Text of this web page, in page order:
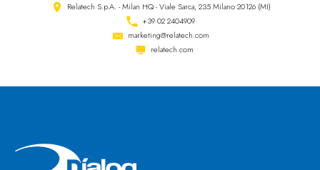
Relatech S.p.A. - Milan HQ - Viale Sarca, 235 Milano 20126 (MI)
+39 02 2404909
marketing@relatech.com
relatech.com